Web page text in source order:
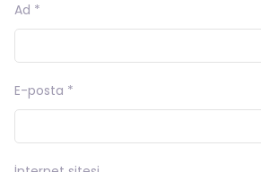
Ad *
E-posta *